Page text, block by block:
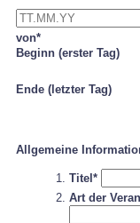
von*
Beginn (erster Tag)
Ende (letzter Tag)
Allgemeine
Titel*
Art der